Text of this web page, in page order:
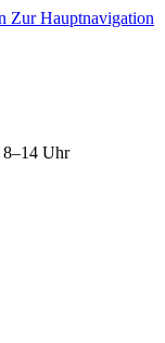
Zur Hauptnavigation
8–14 Uhr